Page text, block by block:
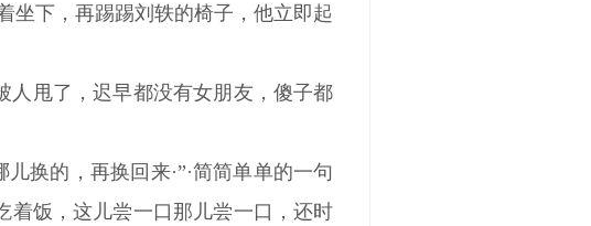
坐下，再踢踢刘轶的椅子，他立即起
人甩了，迟早都没有女朋友，傻子都
换的，再换回来·”·简简单单的一句
着饭，这儿尝一口那儿尝一口，还时